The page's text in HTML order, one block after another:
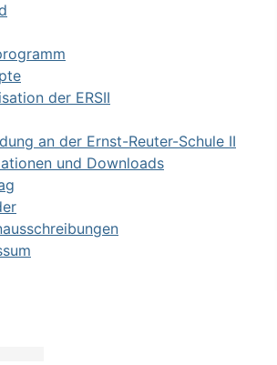
der ERSII
an der Ernst-Reuter-Schule II
und Downloads